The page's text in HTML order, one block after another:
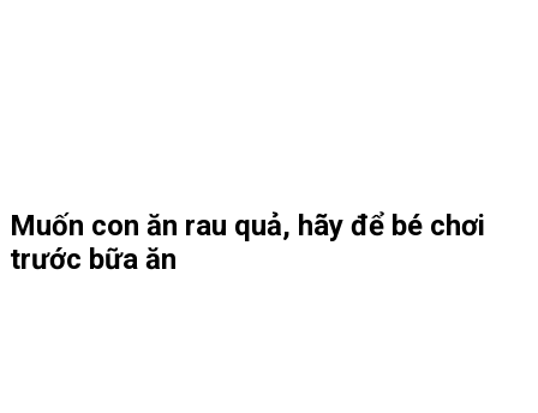
Muốn con ăn rau quả, hãy để bé chơi
trước bữa ăn